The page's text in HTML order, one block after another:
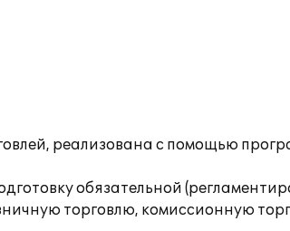
реализована с помощью
обязательной
торговлю, комиссионную